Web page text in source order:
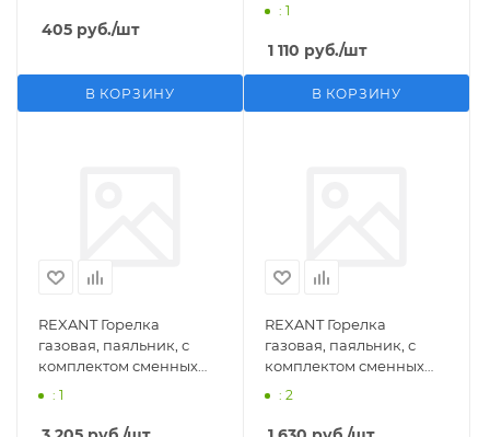
405 руб./шт
В КОРЗИНУ
: 1
1 110 руб./шт
В КОРЗИНУ
REXANT Горелка
газовая, паяльник, с
комплектом сменных
насадок, 11 предметов
: 1
REXANT Горелка
газовая, паяльник, с
комплектом сменных
насадок, 3 предмета
: 2